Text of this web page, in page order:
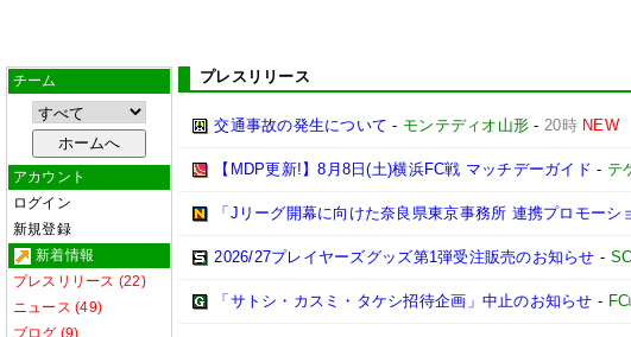
チーム
アカウント
ログイン
新規登録
新着情報
プレスリリース (22)
ニュース (49)
ブログ (9)
プレスリリース
交通事故の発生について - モンテディオ山形 - 20時 NEW
【MDP更新!】8月8日(土)横浜FC戦 マッチデーガイド - テ
「Jリーグ開幕に向けた奈良県東京事務所 連携プロモーシ
2026/27プレイヤーズグッズ第1弾受注販売のお知らせ -
「サトシ・カスミ・タケシ招待企画」中止のお知らせ -